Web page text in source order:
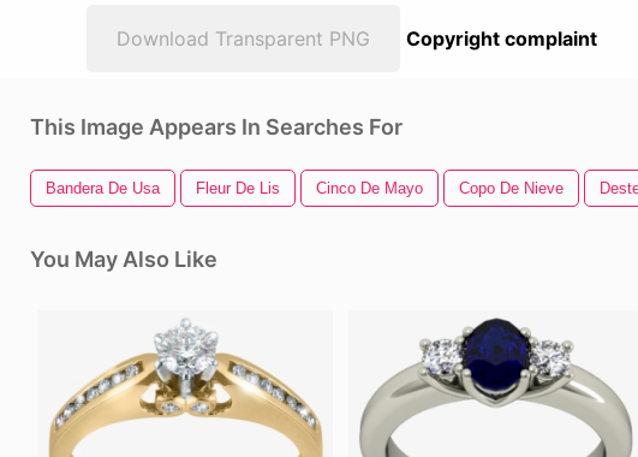
Download Transparent PNG Copyright complaint
This Image Appears In Searches For
Bandera De Usa Fleur De Lis Cinco De Mayo Copo De Nieve
You May Also Like